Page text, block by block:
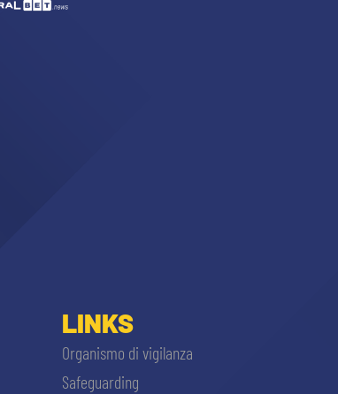
LINKS
Organismo di vigilanza
Safeguarding